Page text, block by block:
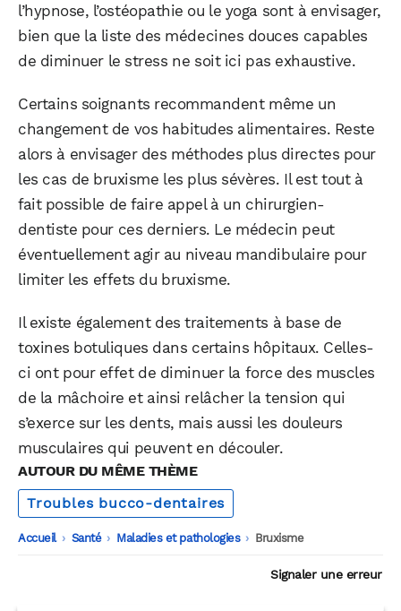
l’hypnose, l’ostéopathie ou le yoga sont à envisager,
bien que la liste des médecines douces capables
de diminuer le stress ne soit ici pas exhaustive.
Certains soignants recommandent même un
changement de vos habitudes alimentaires. Reste
alors à envisager des méthodes plus directes pour
les cas de bruxisme les plus sévères. Il est tout à
fait possible de faire appel à un chirurgien-
dentiste pour ces derniers. Le médecin peut
éventuellement agir au niveau mandibulaire pour
limiter les effets du bruxisme.
Il existe également des traitements à base de
toxines botuliques dans certains hôpitaux. Celles-
ci ont pour effet de diminuer la force des muscles
de la mâchoire et ainsi relâcher la tension qui
s’exerce sur les dents, mais aussi les douleurs
musculaires qui peuvent en découler.
AUTOUR DU MÊME THÈME
Troubles bucco-dentaires
Accueil -
Santé -
Maladies et pathologies -
Bruxisme
Signaler une erreur